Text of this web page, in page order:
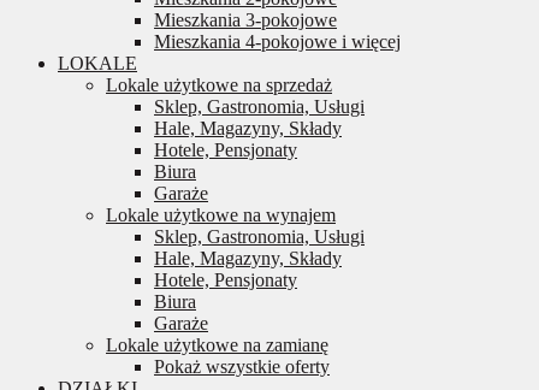
Mieszkania 3-pokojowe
Mieszkania 4-pokojowe i więcej
LOKALE
Lokale użytkowe na sprzedaż
Sklep, Gastronomia, Usługi
Hale, Magazyny, Składy
Hotele, Pensjonaty
Biura
Garaże
Lokale użytkowe na wynajem
Sklep, Gastronomia, Usługi
Hale, Magazyny, Składy
Hotele, Pensjonaty
Biura
Garaże
Lokale użytkowe na zamianę
Pokaż wszystkie oferty